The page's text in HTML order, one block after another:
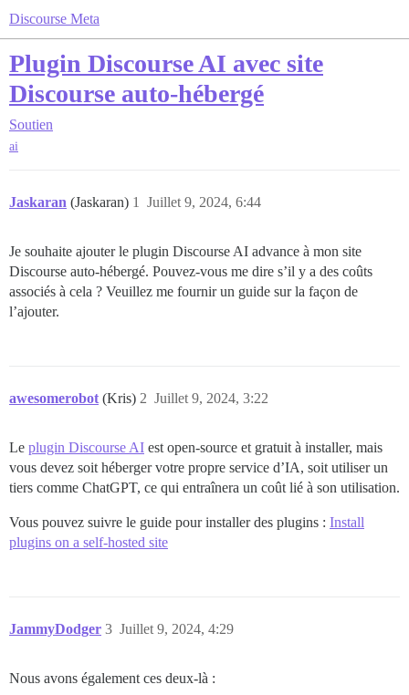
Discourse Meta
Plugin Discourse AI avec site
Discourse auto-hébergé
Soutien
ai
Jaskaran (Jaskaran) Juillet 9, 2024, 6:44
1
Je souhaite ajouter le plugin Discourse AI advance à mon site
Discourse auto-hébergé. Pouvez-vous me dire s’il y a des coûts
associés à cela ? Veuillez me fournir un guide sur la façon de
l’ajouter.
awesomerobot (Kris) Juillet 9, 2024, 3:22
2
Le plugin Discourse AI est open-source et gratuit à installer, mais
vous devez soit héberger votre propre service d’IA, soit utiliser un
tiers comme ChatGPT, ce qui entraînera un coût lié à son utilisation.
Vous pouvez suivre le guide pour installer des plugins : Install
plugins on a self-hosted site
JammyDodger Juillet 9, 2024, 4:29
3
Nous avons également ces deux-là :